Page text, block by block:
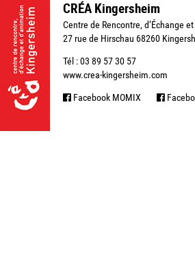
CRÉA Kingersheim
Centre de Rencontre, d’Échange
27 rue de Hirschau 68260
Tél : 03 89 57 30 57
www.crea-kingersheim.com
Facebook MOMIX